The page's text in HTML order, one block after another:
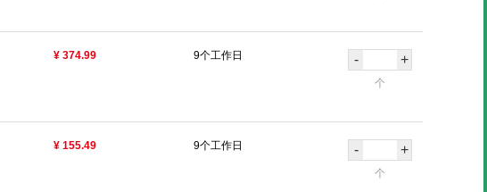
¥ 374.99 9个工作日 - +
个
¥ 155.49 9个工作日 - +
个